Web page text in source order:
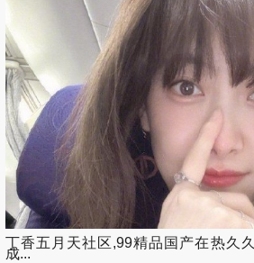
丁香五月天社区,99精品国产在热久
成...